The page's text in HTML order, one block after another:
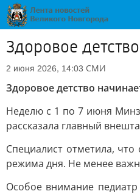
Здоровое
2 июня 2026, 14:03 СМИ
Здоровое детство
Неделю с 1 по 7 июня
рассказала главный
Специалист отметила,
режима дня. Не менее
Особое внимание